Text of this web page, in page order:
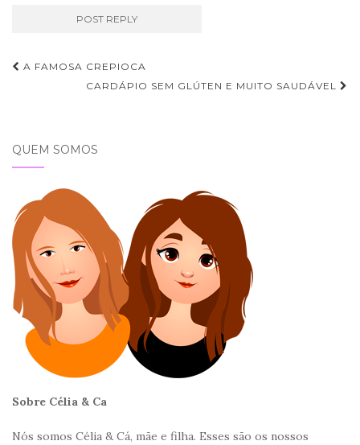
Navegação
A FAMOSA CREPIOCA
CARDÁPIO SEM GLÚTEN E MUITO SAUDÁVEL
QUEM SOMOS
Sobre Célia & Ca
Nós somos Célia & Cá, mãe e filha. Esses são os nossos